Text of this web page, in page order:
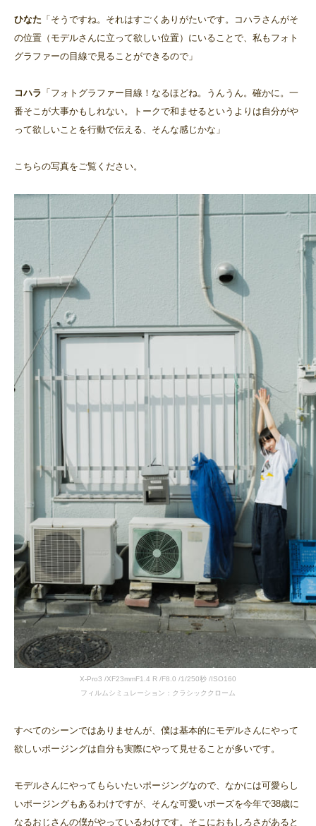
ひなた 「そうですね。それはすごくありがたいです。コハラさんがそ
の位置（モデルさんに立って欲しい位置）にいることで、私もフォト
グラファーの目線で見ることができるので」
コハラ 「フォトグラファー目線！なるほどね。うんうん。確かに。一
番そこが大事かもしれない。トークで和ませるというよりは自分がや
って欲しいことを行動で伝える、そんな感じかな」
こちらの写真をご覧ください。
X-Pro3 /XF23mmF1.4 R /F8.0 /1/250秒 /ISO160
フィルムシミュレーション：クラシッククローム
すべてのシーンではありませんが、僕は基本的にモデルさんにやって
欲しいポージングは自分も実際にやって見せることが多いです。
モデルさんにやってもらいたいポージングなので、なかには可愛らし
いポージングもあるわけですが、そんな可愛いポーズを今年で38歳に
なるおじさんの僕がやっているわけです。そこにおもしろさがあると